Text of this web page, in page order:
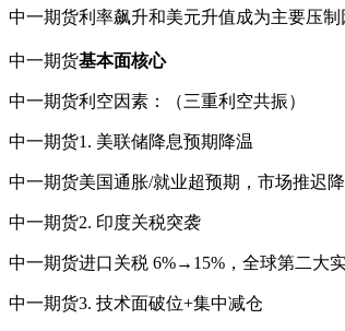
中一期货利率飙升和美元升值成为主要压
中一期货基本面核心
中一期货利空因素：（三重利空共振）
中一期货1. 美联储降息预期降温
中一期货美国通胀/就业超预期，市场推迟
中一期货2. 印度关税突袭
中一期货进口关税 6%→15%，全球第二大
中一期货3. 技术面破位+集中减仓